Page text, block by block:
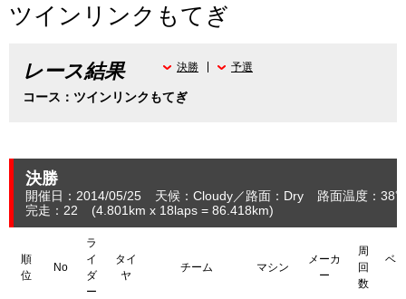
ツインリンクもてぎ
レース結果
コース：ツインリンクもてぎ
決勝 予選
決勝
開催日：2014/05/25 天候：Cloudy 路面：Dry
路面温度：38℃
完走：22
(4.801 km x 18laps = 86.418km)
順
位
No
ラ
イ
ダ
ー
タイ
ヤ
チーム マシン
メーカ
ー
周
回
数
ベ